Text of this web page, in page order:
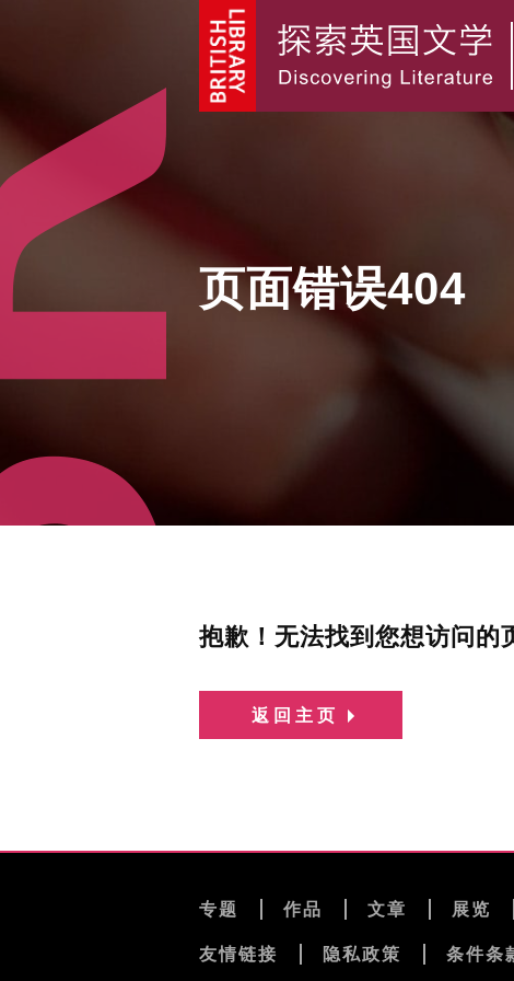
页面错误404
抱歉！无法找到您想访问的
返回主页
专题 作品 文章 展览
友情链接 隐私政策 条件条